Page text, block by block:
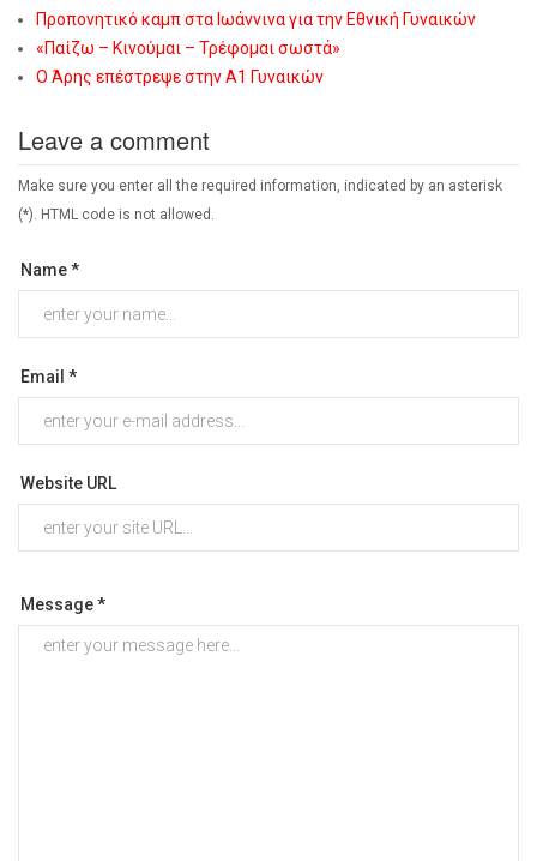
Προπονητικό καμπ στα Ιωάννινα για την Εθνική Γυναικών
«Παίζω – Κινούμαι – Τρέφομαι σωστά»
Ο Άρης επέστρεψε στην Α1 Γυναικών
Leave a comment
Make sure you enter all the required information, indicated by an asterisk
(*). HTML code is not allowed.
Name *
Email *
Website URL
Message *